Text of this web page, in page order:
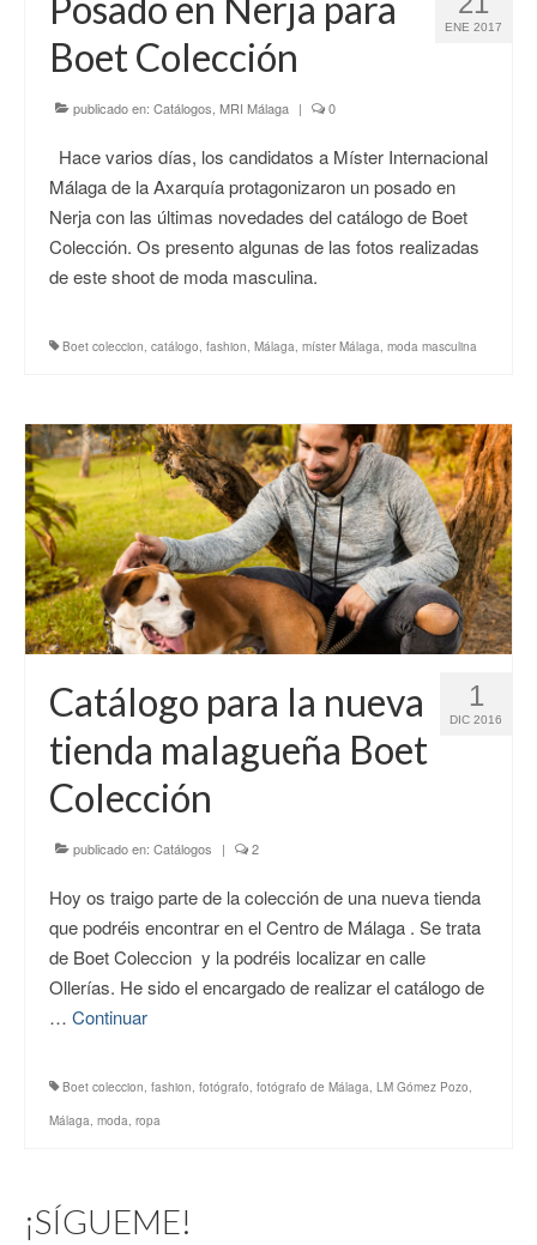
ENE 2017
Boet Colección
publicado en: Catálogos MRI Málaga | 0
Hace varios días, los candidatos a Míster Internacional
Málaga de la Axarquía protagonizaron un posado en
Nerja con las últimas novedades del catálogo de Boet
Colección. Os presento algunas de las fotos realizadas
de este shoot de moda masculina.
Boet coleccion, catálogo, fashion, Málaga, míster Málaga, moda masculina
1
DIC 2016
Catálogo para la nueva
tienda malagueña Boet
Colección
publicado en: Catálogos | 2
Hoy os traigo parte de la colección de una nueva tienda
que podréis encontrar en el Centro de Málaga . Se trata
de Boet Coleccion y la podréis localizar en calle
Ollerías. He sido el encargado de realizar el catálogo de
… Continuar
Boet coleccion, fashion, fotógrafo, fotógrafo de Málaga, LM Gómez Pozo,
Málaga, moda, ropa
¡SÍGUEME!